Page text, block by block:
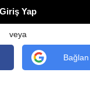
veya